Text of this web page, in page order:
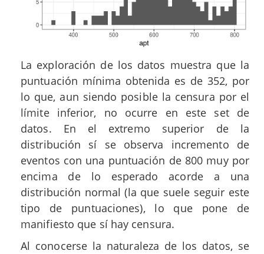
La exploración de los datos muestra que la
puntuación mínima obtenida es de 352, por
lo que, aun siendo posible la censura por el
límite inferior, no ocurre en este set de
datos. En el extremo superior de la
distribución sí se observa incremento de
eventos con una puntuación de 800 muy por
encima de lo esperado acorde a una
distribución normal (la que suele seguir este
tipo de puntuaciones), lo que pone de
manifiesto que sí hay censura.
Al conocerse la naturaleza de los datos, se